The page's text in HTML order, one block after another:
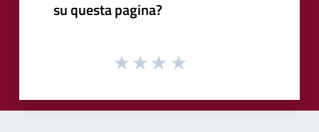
su questa pagina?